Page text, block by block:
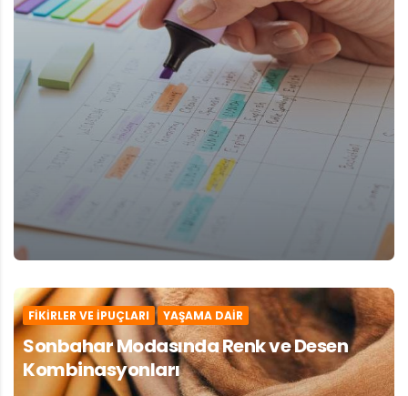
FIKIRLER VE İPUÇLARI YAŞAMA DAIR
Sonbahar Modasında Renk ve Desen
Kombinasyonları